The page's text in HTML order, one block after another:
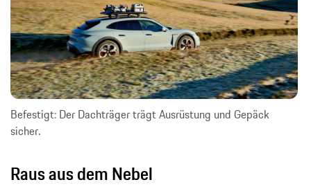
Befestigt: Der Dachträger trägt Ausrüstung und Gepäck
sicher.
Raus aus dem Nebel